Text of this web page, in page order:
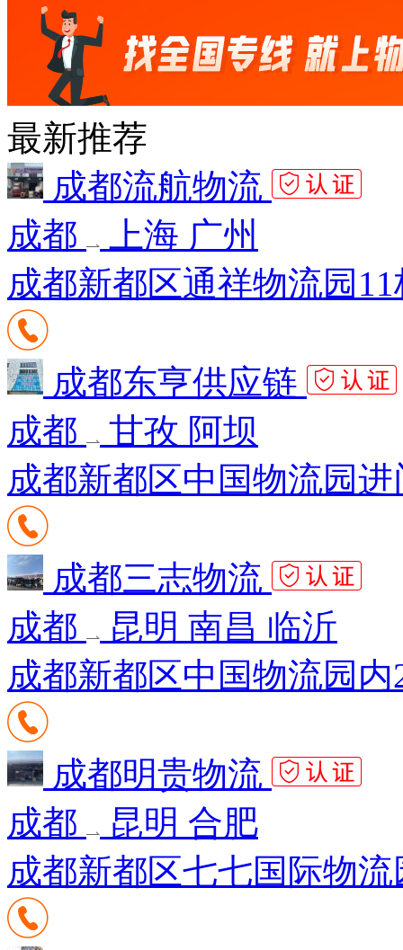
最新推荐
成都流航物流
成都
上海 广州
成都新都区通祥物流园11
成都东亨供应链
成都
甘孜 阿坝
成都新都区中国物流园
成都三志物流
成都
昆明 南昌 临沂
成都新都区中国物流园内
成都明贵物流
成都
昆明 合肥
成都新都区七七国际物